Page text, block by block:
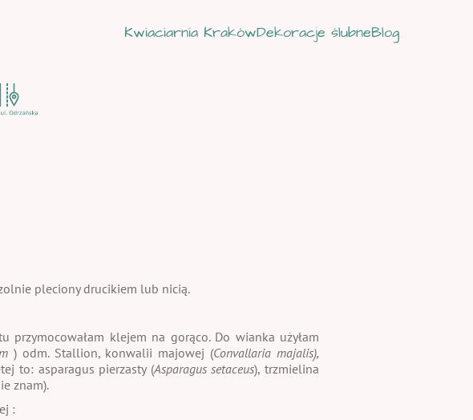
Kwiaciarnia KrakówDekoracje ślubneBlog
pleciony drucikiem lub nicią.
klejem na gorąco. Do wianka użyłam
) odm. Stallion, konwalii majowej (Convallaria majalis),
to: asparagus pierzasty (Asparagus setaceus), trzmielina
znam).
: